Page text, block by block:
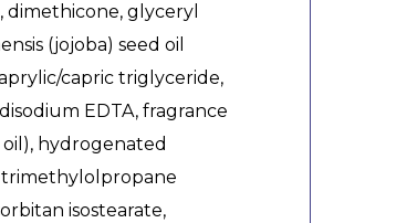
glyceryl
(jojoba) seed oil
capric triglyceride,
EDTA, fragrance
hydrogenated
trimethylolpropane
isostearate,